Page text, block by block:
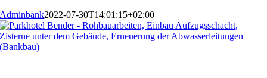
Adminbank2022-07-30T14:01:15+02:00